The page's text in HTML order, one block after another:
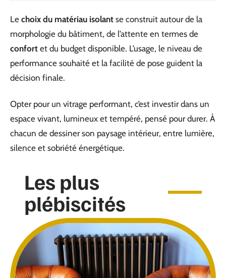
Le choix du matériau isolant se construit autour de la
morphologie du bâtiment, de l’attente en termes de
confort et du budget disponible. L’usage, le niveau de
performance souhaité et la facilité de pose guident la
décision finale.
Opter pour un vitrage performant, c’est investir dans un
espace vivant, lumineux et tempéré, pensé pour durer. À
chacun de dessiner son paysage intérieur, entre lumière,
silence et sobriété énergétique.
Les plus
plébiscités